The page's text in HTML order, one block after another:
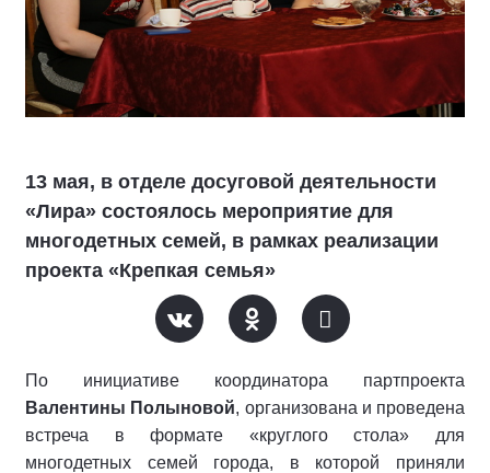
13 мая, в отделе досуговой деятельности
«Лира» состоялось мероприятие для
многодетных семей, в рамках реализации
проекта «Крепкая семья»
По инициативе координатора партпроекта
Валентины Полыновой, организована и проведена
встреча в формате «круглого стола» для
многодетных семей города, в которой приняли